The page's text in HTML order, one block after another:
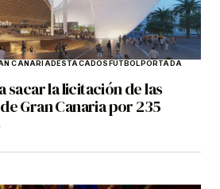
CANARIADESTACADOS FÚTBOL PORTADA
sacar la licitación de las
Gran Canaria por 235